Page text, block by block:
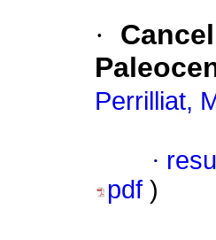
·
Perrilliat,
·
pdf )